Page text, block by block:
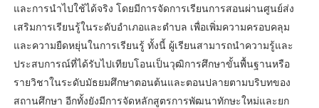
และการนำไปใช้ได้จริง โดยมีการจัดการเรียนการสอนผ่านศูนย์ส่ง
เสริมการเรียนรู้ในระดับอำเภอและตำบล เพื่อเพิ่มความครอบคลุม
และความยืดหยุ่นในการเรียนรู้ ทั้งนี้ ผู้เรียนสามารถนำความรู้และ
ประสบการณ์ที่ได้รับไปเทียบโอนเป็นวุฒิการศึกษาขั้นพื้นฐานหรือ
รายวิชาในระดับมัธยมศึกษาตอนต้นและตอนปลายตามบริบทของ
สถานศึกษา อีกทั้งยังมีการจัดหลักสูตรการพัฒนาทักษะใหม่และยก